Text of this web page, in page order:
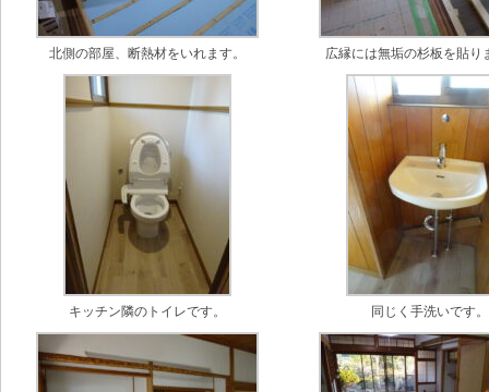
北側の部屋、断熱材をいれます。 広縁には無垢の杉板を貼り
キッチン隣のトイレです。 同じく手洗いです。